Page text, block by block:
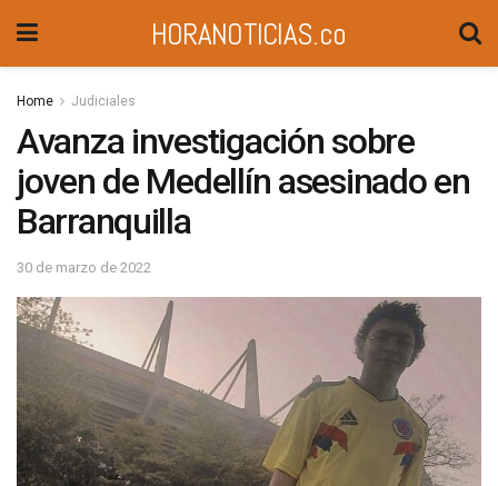
HORANOTICIAS.co
Home Judiciales
Avanza investigación sobre
joven de Medellín asesinado en
Barranquilla
30 de marzo de 2022